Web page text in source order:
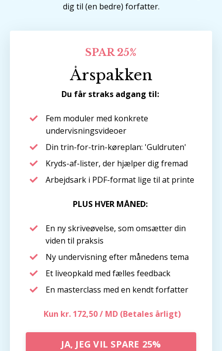
dig til (en bedre) forfatter.
SPAR 25%
Årspakken
Du får straks adgang til:
Fem moduler med konkrete
undervisningsvideoer
Din trin-for-trin-køreplan: 'Guldruten'
Kryds-af-lister, der hjælper dig fremad
Arbejdsark i PDF-format lige til at printe
PLUS HVER MÅNED:
En ny skriveøvelse, som omsætter din
viden til praksis
Ny undervisning efter månedens tema
Et liveopkald med fælles feedback
En masterclass med en kendt forfatter
Kun kr. 172,50 / MD (Betales årligt)
JA, JEG VIL SPARE 25%